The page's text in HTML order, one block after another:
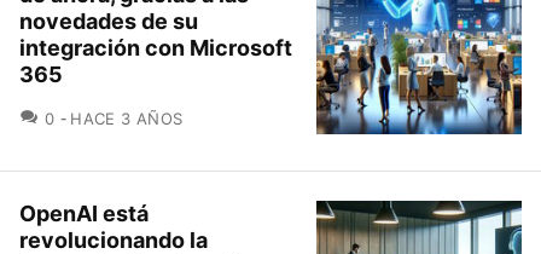
novedades de su
integración con Microsoft
365
0 COMENTARIOS
HACE 3 AÑOS
OpenAI está
revolucionando la